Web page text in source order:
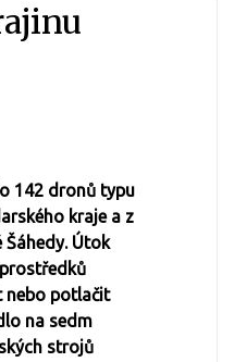
142 dronů typu
kraje a z
Útok
nebo potlačit
na sedm
strojů